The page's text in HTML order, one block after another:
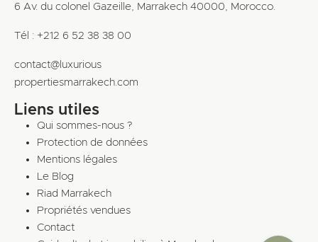
6 Av. du colonel Gazeille, Marrakech 40000, Morocco.
Tél : +212 6 52 38 38 00
contact@luxurious
propertiesmarrakech.com
Liens utiles
Qui sommes-nous ?
Protection de données
Mentions légales
Le Blog
Riad Marrakech
Propriétés vendues
Contact